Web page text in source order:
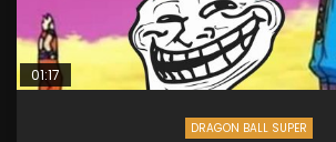
01:17
DRAGON BALL SUPER